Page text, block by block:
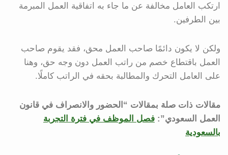
ارتكب العامل مخالفة عن ما جاء به اتفاقية العمل المبرمة
بين الطرفين.
ولكن لا يكون دائمًا صاحب العمل محق، فقد يقوم صاحب
العمل باقتطاع خصم من راتب العمل دون وجه حق، وهنا
على العامل التحرك والمطالبة بحقه في الراتب كاملًا.
مقالات ذات صلة بمقالات “الحضور والانصراف في قانون
العمل السعودي”: فصل الموظف في فترة التجربة
بالسعودية